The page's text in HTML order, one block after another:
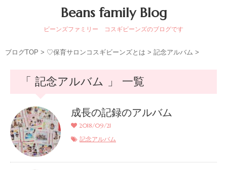
Beans family Blog
ビーンズファミリー コスギビーンズのブログです
ブログTOP > ♡保育サロンコスギビーンズとは > 記念アルバム >
「 記念アルバム 」 一覧
成長の記録のアルバム
2018/09/21
記念アルバム